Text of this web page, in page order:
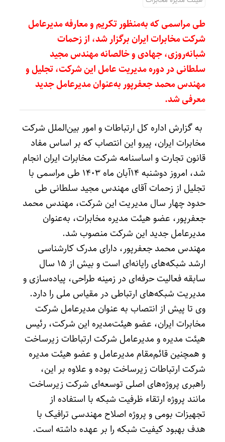
طی مراسمی که به‌منظور تکریم و معارفه مدیرعامل
شرکت مخابرات ایران برگزار شد، از زحمات
شبانه‌روزی، جهادی و خالصانه مهندس مجید
سلطانی در دوره مدیریت عامل این شرکت، تجلیل و
مهندس محمد جعفرپور به‌عنوان مدیرعامل جدید
معرفی شد.
به گزارش اداره کل ارتباطات و امور بین‌الملل شرکت
مخابرات ایران، پیرو این انتصاب که بر اساس مفاد
قانون تجارت و اساسنامه شرکت مخابرات ایران انجام
شد، امروز دوشنبه ۱۴آبان ماه ۱۴۰۳ طی مراسمی با
تجلیل از زحمات آقای مهندس مجید سلطانی طی
حدود چهار سال مدیریت این شرکت، مهندس محمد
جعفرپور، عضو هیئت مدیره مخابرات، به‌عنوان
مدیرعامل جدید این شرکت منصوب شد.
مهندس محمد جعفرپور، دارای مدرک کارشناسی
ارشد شبکه‌های رایانه‌ای است و بیش از ۱۵ سال
سابقه فعالیت حرفه‌ای در زمینه طراحی، پیاده‌سازی و
مدیریت شبکه‌های ارتباطی در مقیاس ملی را دارد.
وی تا پیش از انتصاب به عنوان مدیرعامل شرکت
مخابرات ایران، عضو هیئت‌مدیره این شرکت، رئیس
هیئت مدیره و مدیرعامل شرکت ارتباطات زیرساخت
و همچنین قائم‌مقام مدیرعامل و عضو هیئت مدیره
شرکت ارتباطات زیرساخت بوده و علاوه بر این،
راهبری پروژه‌های اصلی توسعه‌ای شرکت زیرساخت
مانند پروژه ارتقاء ظرفیت شبکه با استفاده از
تجهیزات بومی و پروژه اصلاح مهندسی ترافیک با
هدف بهبود کیفیت شبکه را بر عهده داشته است.